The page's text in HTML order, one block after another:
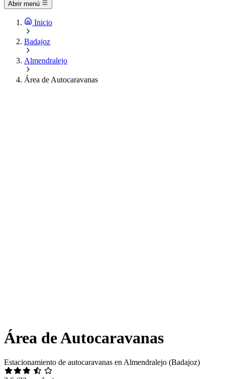
Abrir menú
Inicio
Badajoz
Almendralejo
Área de Autocaravanas
Área de Autocaravanas
Estacionamiento de autocaravanas en Almendralejo (Badajoz)